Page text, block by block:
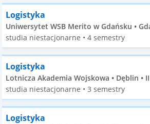
Logistyka
Uniwersytet WSB Merito w Gdańsku •
studia niestacjonarne • 4 semestry
Logistyka
Lotnicza Akademia Wojskowa • Dęblin •
studia niestacjonarne • 3 semestry
Logistyka